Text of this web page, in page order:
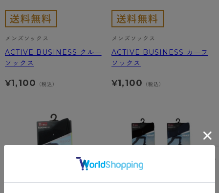
メンズソックス
ACTIVE BUSINESS クルー
ソックス
¥1,100 （税込）
メンズソックス
ACTIVE BUSINESS カーフ
ソックス
¥1,100 （税込）